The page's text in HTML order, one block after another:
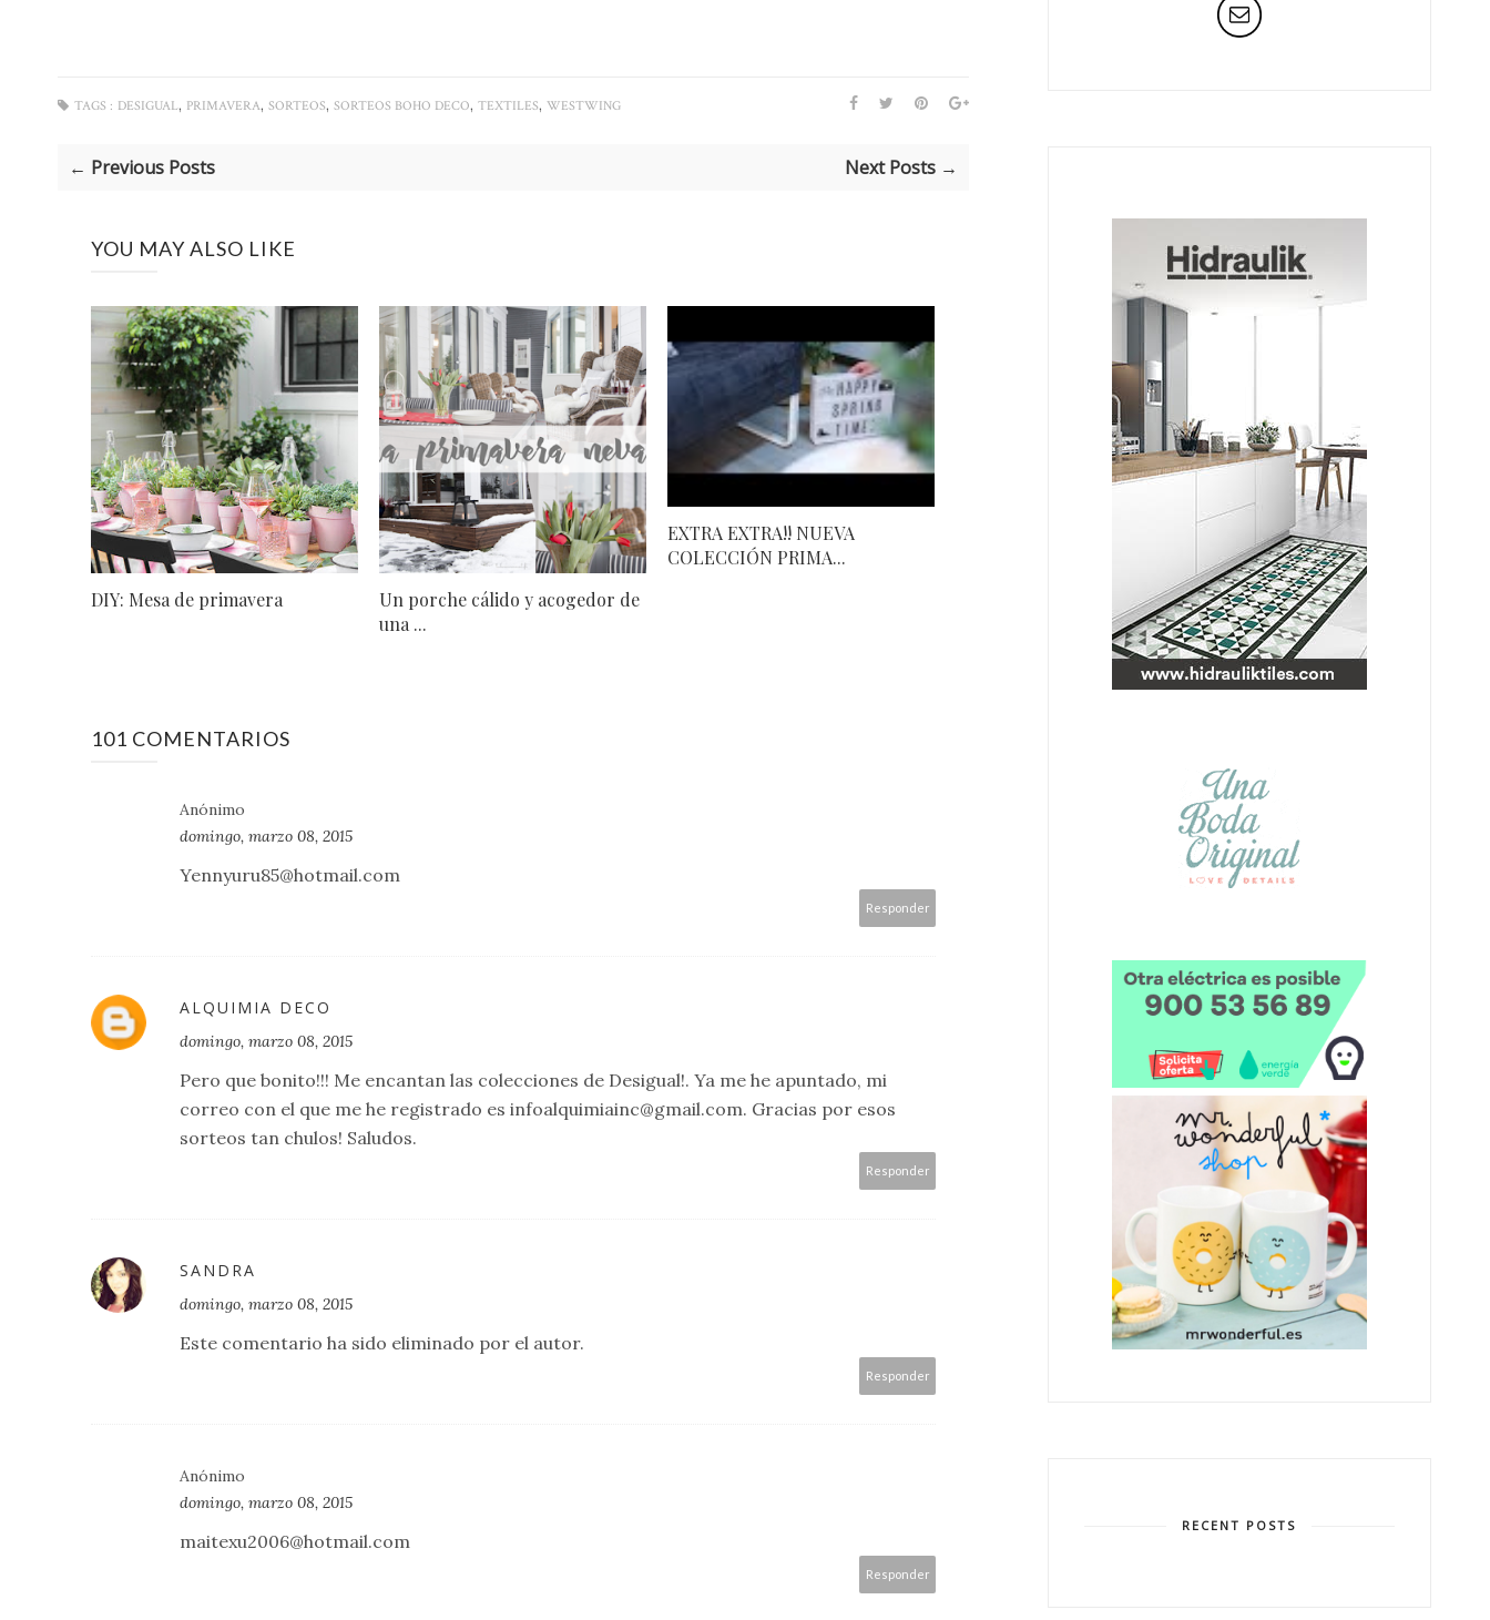
TAGS : DESIGUAL, PRIMAVERA, SORTEOS, SORTEOS BOHO DECO, TEXTILES, WESTWING
← Previous Posts Next Posts →
YOU MAY ALSO LIKE
DIY: Mesa de primavera
Un porche cálido y acogedor de
una ...
EXTRA EXTRA!! NUEVA
COLECCIÓN PRIMA...
101 COMENTARIOS
Anónimo
domingo, marzo 08, 2015
Yennyuru85@hotmail.com
Responder
ALQUIMIA DECO
domingo, marzo 08, 2015
Pero que bonito!!! Me encantan las colecciones de Desigual!. Ya me he apuntado, mi
correo con el que me he registrado es infoalquimiainc@gmail.com. Gracias por esos
sorteos tan chulos! Saludos.
Responder
SANDRA
domingo, marzo 08, 2015
Este comentario ha sido eliminado por el autor.
Responder
Anónimo
domingo, marzo 08, 2015
maitexu2006@hotmail.com
Responder
RECENT POSTS